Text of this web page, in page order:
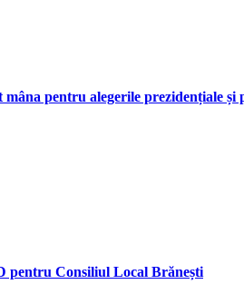
pentru alegerile prezidențiale și
pentru Consiliul Local Brănești